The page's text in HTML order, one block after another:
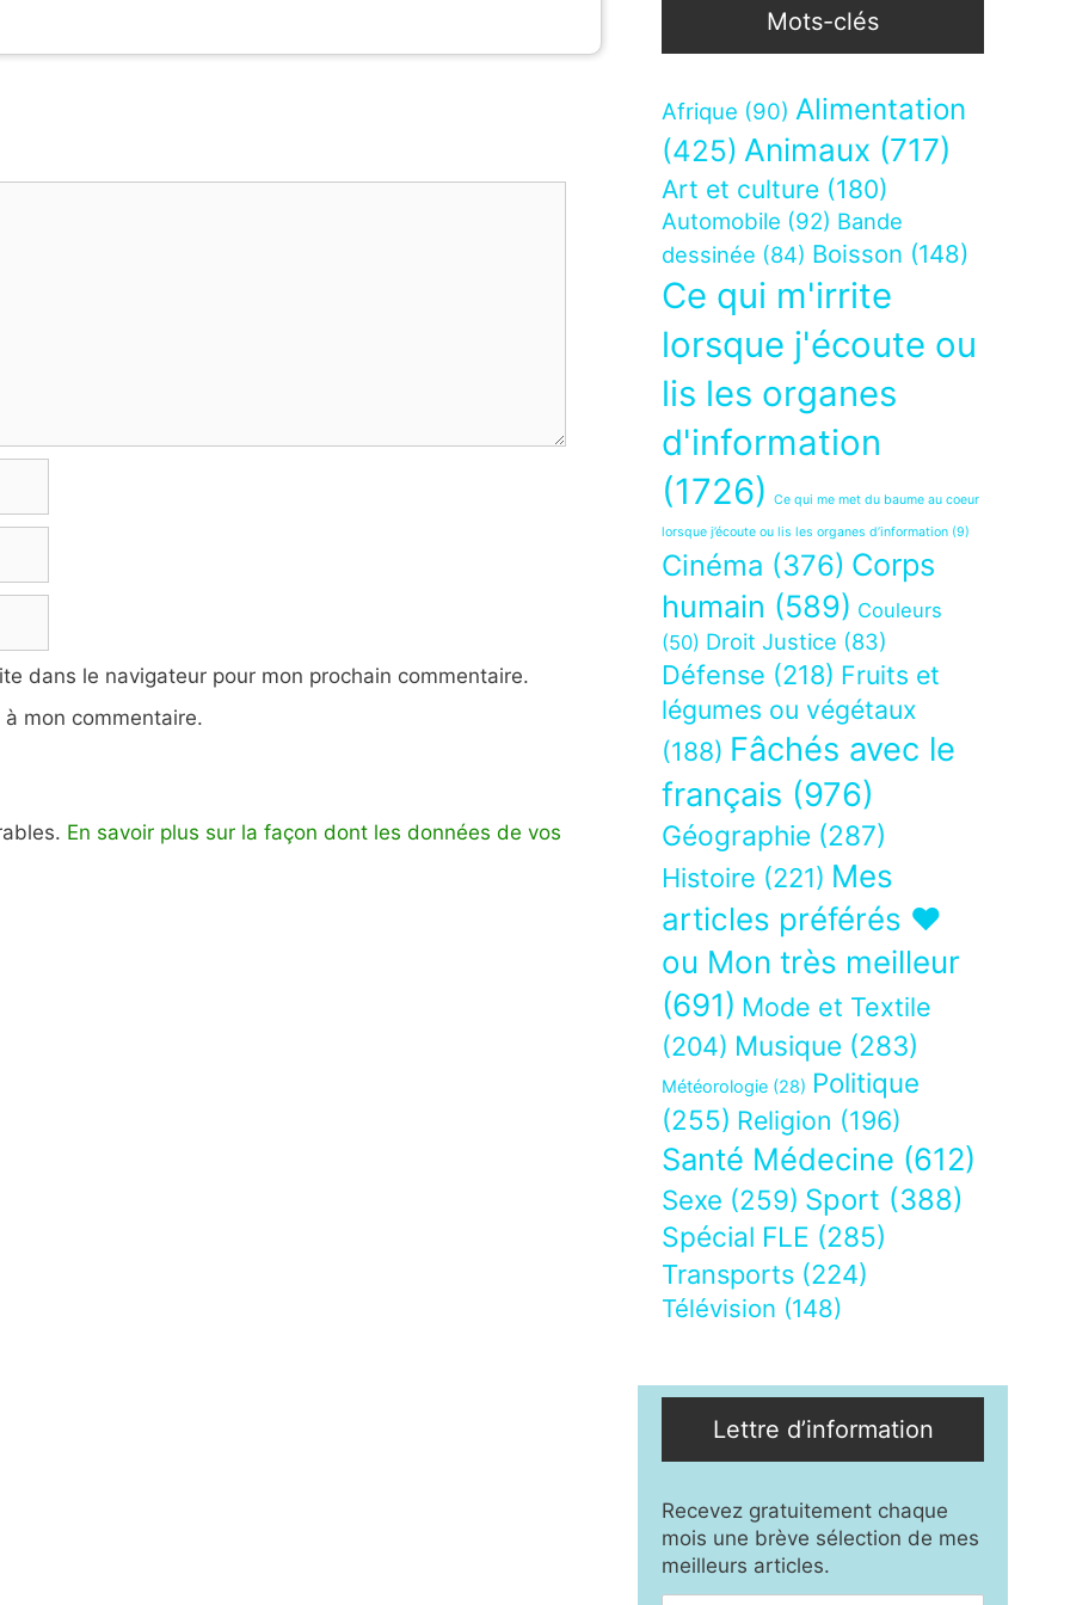
dans le navigateur pour mon prochain commentaire.
mon commentaire.
En savoir plus sur la façon dont les données de vos
Mots-clés
Afrique (90) Alimentation
(425) Animaux (717)
Art et culture (180)
Automobile (92) Bande
dessinée (84) Boisson (148)
Ce qui m'irrite
lorsque j'écoute ou
lis les organes
d'information
(1726)
Ce qui me met du baume au coeur
lorsque j’écoute ou lis les organes d’information (9)
Cinéma (376) Corps
humain (589) Couleurs
(50) Droit Justice (83)
Défense (218) Fruits et
légumes ou végétaux
(188) Fâchés avec le
français (976)
Géographie (287)
Histoire (221) Mes
articles préférés ❤
ou Mon très meilleur
(691) Mode et Textile
(204) Musique (283)
Météorologie (28) Politique
(255) Religion (196)
Santé Médecine (612)
Sexe (259) Sport (388)
Spécial FLE (285)
Transports (224)
Télévision (148)
Lettre d’information
Recevez gratuitement chaque
mois une brève sélection de mes
meilleurs articles.